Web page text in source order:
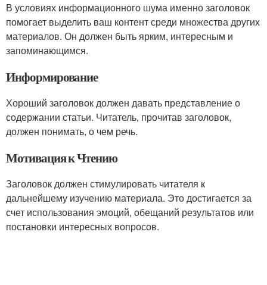
В условиях информационного шума именно заголовок
помогает выделить ваш контент среди множества других
материалов. Он должен быть ярким, интересным и
запоминающимся.
Информирование
Хороший заголовок должен давать представление о
содержании статьи. Читатель, прочитав заголовок,
должен понимать, о чем речь.
Мотивация к Чтению
Заголовок должен стимулировать читателя к
дальнейшему изучению материала. Это достигается за
счет использования эмоций, обещаний результатов или
постановки интересных вопросов.